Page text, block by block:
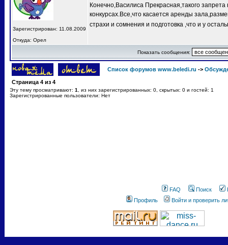
Зарегистрирован: 11.08.2009
Откуда: Орел
Конечно,Василиса Прекрасная,такого
конкурсах.Все,что касается аренды
страхи и сомнения и подготовка ,что и у
Показать сообщения:
Список форумов www.beledi.ru ->
Страница 4 из 4
Эту тему просматривают: 1
, из них зарегистрированных: 0, скрытых: 0 и гостей: 1
Зарегистрированные пользователи: Нет
FAQ Поиск
Профиль
Войти и проверить